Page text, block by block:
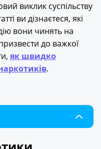
виклик суспільству
ви дізнаєтеся, які
вони чинять на
до важкої
як швидко
.